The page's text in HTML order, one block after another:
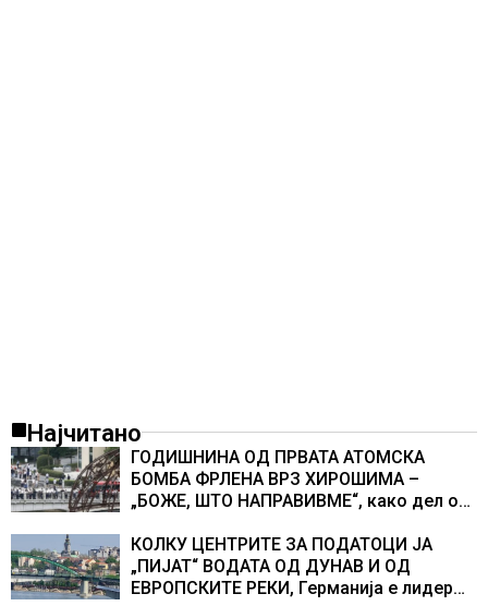
Најчитано
ГОДИШНИНА ОД ПРВАТА АТОМСКА
БОМБА ФРЛЕНА ВРЗ ХИРОШИМА –
„БОЖЕ, ШТО НАПРАВИВМЕ“, како дел од
учесниците во бомбардирањето го
доживуваа овој настан што го промени
текот на историјата
КОЛКУ ЦЕНТРИТЕ ЗА ПОДАТОЦИ ЈА
„ПИЈАТ“ ВОДАТА ОД ДУНАВ И ОД
ЕВРОПСКИТЕ РЕКИ, Германија е лидер